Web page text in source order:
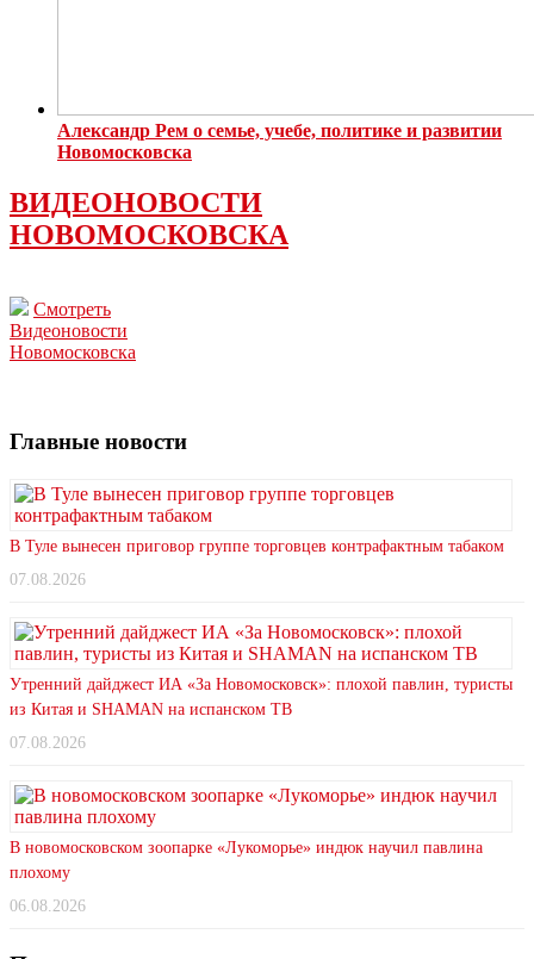
Александр Рем о семье, учебе, политике и развитии
Новомосковска
ВИДЕОНОВОСТИ
НОВОМОСКОВСКА
Смотреть
Видеоновости
Новомосковска
Главные новости
В Туле вынесен приговор группе торговцев контрафактным табаком
07.08.2026
Утренний дайджест ИА «За Новомосковск»: плохой павлин, туристы
из Китая и SHAMAN на испанском ТВ
07.08.2026
В новомосковском зоопарке «Лукоморье» индюк научил павлина
плохому
06.08.2026